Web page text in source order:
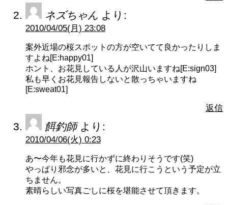
ネズちゃん より:
2010/04/05(月) 23:08
案外近場の桜スポットの方が空いてて良かったりしま
すよね[E:happy01]
ホント、お花見している人が沢山いますね[E:sign03]
私も早くお花見報告しないと散っちゃいますね
[E:sweat01]
返信
餌釣師 より:
2010/04/06(火) 0:23
あ〜今年も花見に行かずに終わりそうです(笑)
やっぱり邪念が多いと、花見に行こうという予定が立
ちません。
素晴らしい写真ごしに桜を堪能させて頂きます。